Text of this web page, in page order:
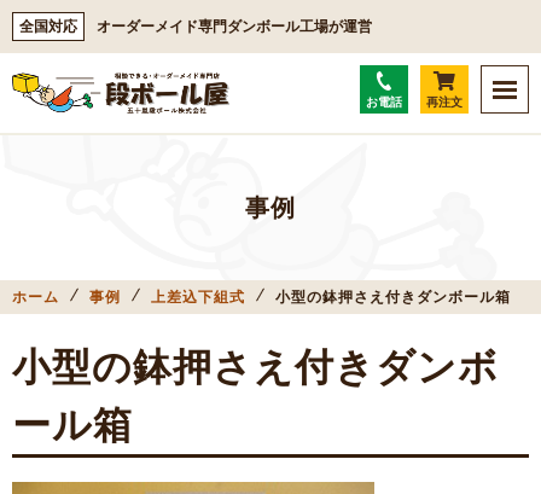
全国対応 オーダーメイド専門ダンボール工場が運営
お電話 再注文
事例
ホーム 事例 上差込下組式 小型の鉢押さえ付きダンボール箱
小型の鉢押さえ付きダンボ
ール箱